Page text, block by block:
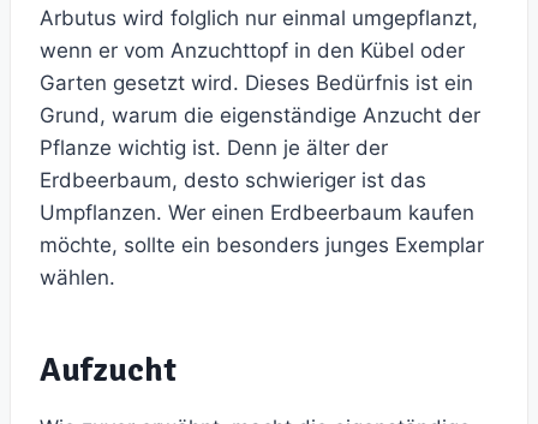
Arbutus wird folglich nur einmal umgepflanzt,
wenn er vom Anzuchttopf in den Kübel oder
Garten gesetzt wird. Dieses Bedürfnis ist ein
Grund, warum die eigenständige Anzucht der
Pflanze wichtig ist. Denn je älter der
Erdbeerbaum, desto schwieriger ist das
Umpflanzen. Wer einen Erdbeerbaum kaufen
möchte, sollte ein besonders junges Exemplar
wählen.
Aufzucht